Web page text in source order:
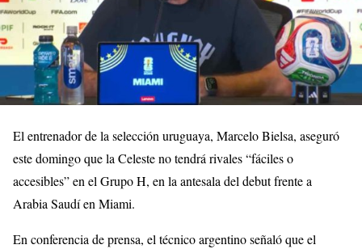
El entrenador de la selección uruguaya, Marcelo Bielsa, aseguró
este domingo que la Celeste no tendrá rivales “fáciles o
accesibles” en el Grupo H, en la antesala del debut frente a
Arabia Saudí en Miami.
En conferencia de prensa, el técnico argentino señaló que el